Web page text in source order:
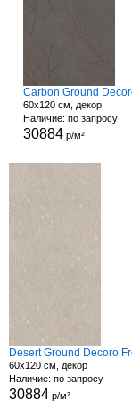
Carbon Ground
60x120 см, декор
Наличие: по запросу
30884 р/м²
Desert Ground Decoro
60x120 см, декор
Наличие: по запросу
30884 р/м²